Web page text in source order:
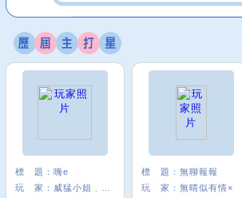
標 題： 嗨e
玩 家：
標 題： 無聊報報
玩 家： 無晴似有情×